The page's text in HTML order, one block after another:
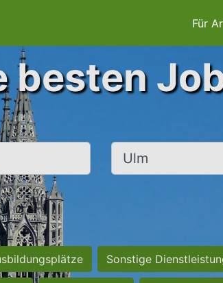
Für
besten
Ort, Stadt
Sonstige